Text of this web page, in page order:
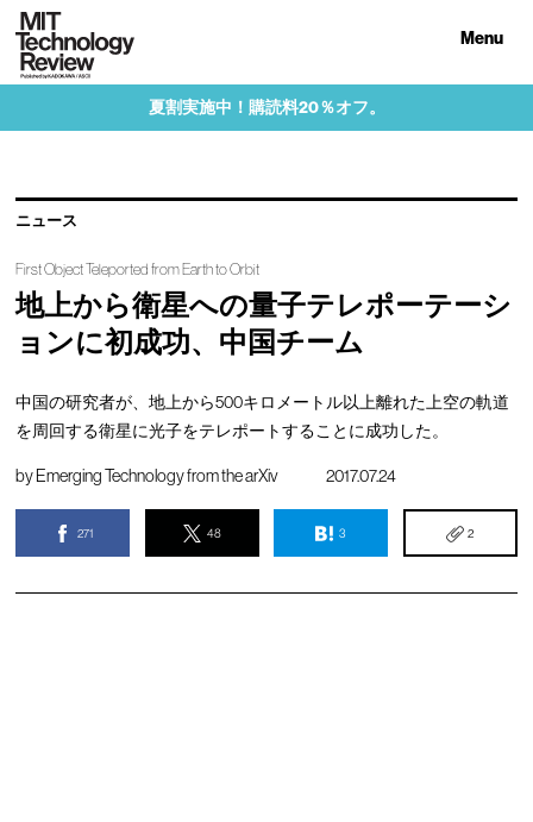
Menu
夏割実施中！購読料20％オフ。
ニュース
First Object Teleported from Earth to Orbit
地上から衛星への量子テレポーテーシ
ョンに初成功、中国チーム
中国の研究者が、地上から500キロメートル以上離れた上空の軌道
を周回する衛星に光子をテレポートすることに成功した。
byEmerging Technology from the arXiv 2017.07.24
271 48 3 2